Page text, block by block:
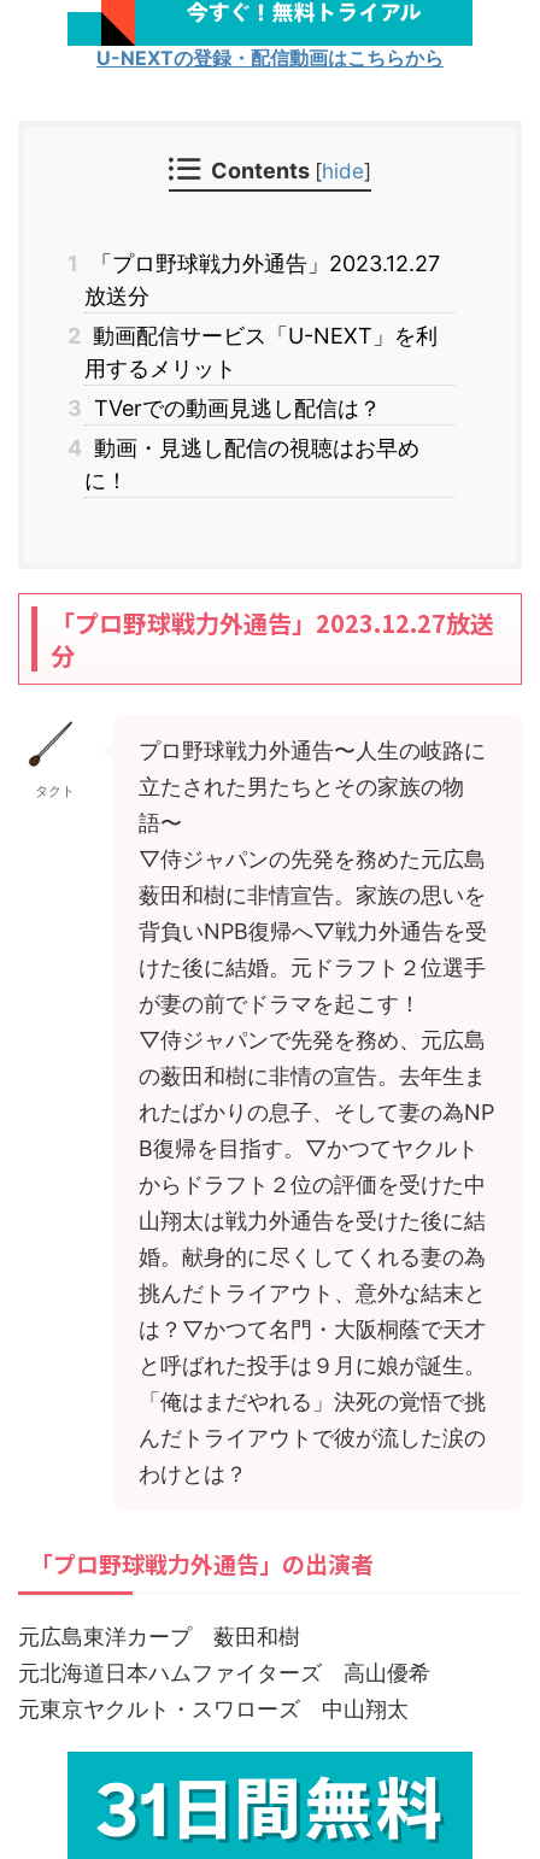
U-NEXTの登録・配信動画はこちらから
Contents [hide]
1
「プロ野球戦力外通告」2023.12.27
放送分
2 動画配信サービス「U-NEXT」を利
用するメリット
3 TVerでの動画見逃し配信は？
4 動画・見逃し配信の視聴はお早め
に！
「プロ野球戦力外通告」2023.12.27放送
分
タクト
プロ野球戦力外通告〜人生の岐路に
立たされた男たちとその家族の物
語〜
▽侍ジャパンの先発を務めた元広島
薮田和樹に非情宣告。家族の思いを
背負いNPB復帰へ▽戦力外通告を受
けた後に結婚。元ドラフト２位選手
が妻の前でドラマを起こす！
▽侍ジャパンで先発を務め、元広島
の薮田和樹に非情の宣告。去年生ま
れたばかりの息子、そして妻の為NP
B復帰を目指す。▽かつてヤクルト
からドラフト２位の評価を受けた中
山翔太は戦力外通告を受けた後に結
婚。献身的に尽くしてくれる妻の為
挑んだトライアウト、意外な結末と
は？▽かつて名門・大阪桐蔭で天才
と呼ばれた投手は９月に娘が誕生。
「俺はまだやれる」決死の覚悟で挑
んだトライアウトで彼が流した涙の
わけとは？
「プロ野球戦力外通告」の出演者
元広島東洋カープ 薮田和樹
元北海道日本ハムファイターズ 高山優希
元東京ヤクルト・スワローズ 中山翔太